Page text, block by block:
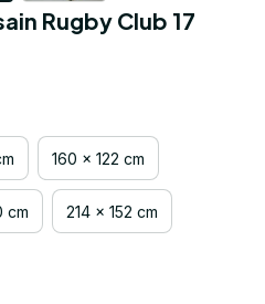
Rugby Club 17
160 x 122 cm
cm 214 x 152 cm